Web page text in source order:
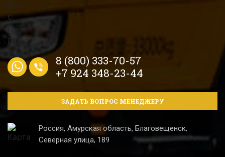
8 (800) 333-70-57
+7 924 348-23-44
ЗАДАТЬ ВОПРОС МЕНЕДЖЕРУ
Россия, Амурская область, Благовещенск,
Северная улица, 189